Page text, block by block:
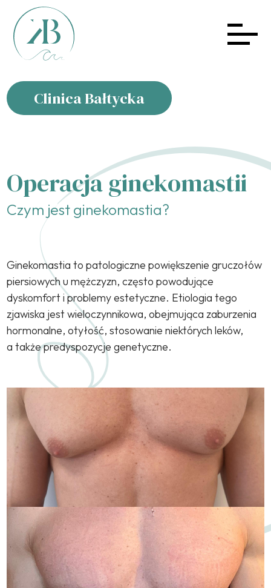
Clinica Bałtycka
Operacja ginekomastii
Czym jest ginekomastia?
Ginekomastia to patologiczne powiększenie gruczołów
piersiowych u mężczyzn, często powodujące
dyskomfort i problemy estetyczne. Etiologia tego
zjawiska jest wieloczynnikowa, obejmująca zaburzenia
hormonalne, otyłość, stosowanie niektórych leków,
a także predyspozycje genetyczne.